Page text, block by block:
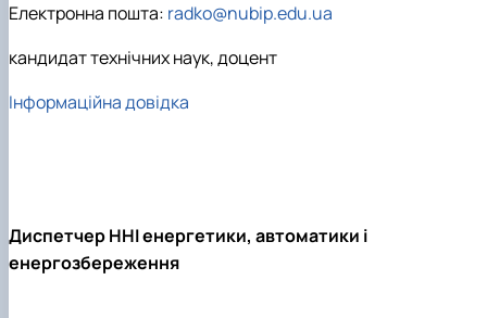
Електронна пошта: radko@nubip.edu.ua
кандидат технічних наук, доцент
Інформаційна довідка
Диспетчер ННІ енергетики, автоматики і
енергозбереження